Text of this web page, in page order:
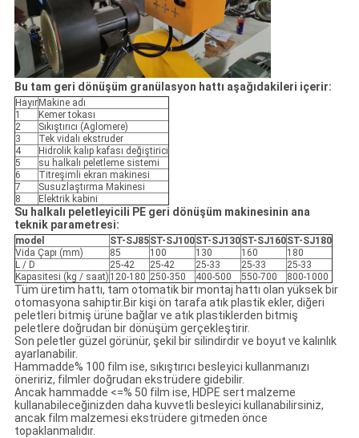
Bu tam geri dönüşüm granülasyon hattı aşağıdakileri içerir:
Hayır Makine adı
1
Kemer tokası
2
Sıkıştırıcı (Aglomere)
3
Tek vidalı ekstruder
4
Hidrolik kalıp kafası değiştirici
5
su halkalı peletleme sistemi
6
Titreşimli ekran makinesi
7
Susuzlaştırma Makinesi
8
Elektrik kabini
Su halkalı peletleyicili PE geri dönüşüm makinesinin ana
teknik parametresi:
model ST-SJ85ST-SJ100ST-SJ130ST-SJ160ST-SJ180
Vida Çapı (mm)
85 100 130 160
180
L / D
25-42 25-42 25-33 25-33
25-33
Kapasitesi (kg / saat) 120-180 250-350 400-500 550-700 800-1000
Tüm üretim hattı, tam otomatik bir montaj hattı olan yüksek bir
otomasyona sahiptir.Bir kişi ön tarafa atık plastik ekler, diğeri
peletleri bitmiş ürüne bağlar ve atık plastiklerden bitmiş
peletlere doğrudan bir dönüşüm gerçekleştirir.
Son peletler güzel görünür, şekil bir silindirdir ve boyut ve kalınlık
ayarlanabilir.
Hammadde% 100 film ise, sıkıştırıcı besleyici kullanmanızı
öneririz, filmler doğrudan ekstrüdere gidebilir.
Ancak hammadde <=% 50 film ise, HDPE sert malzeme
kullanabileceğinizden daha kuvvetli besleyici kullanabilirsiniz,
ancak film malzemesi ekstrüdere gitmeden önce
topaklanmalıdır.